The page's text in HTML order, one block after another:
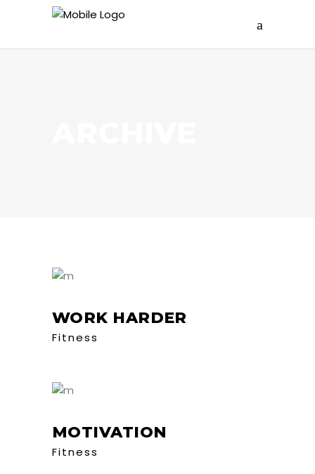
WORK HARDER
Fitness
MOTIVATION
Fitness